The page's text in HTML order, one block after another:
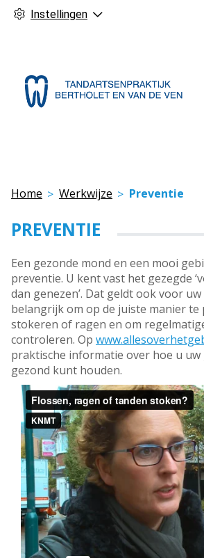
Instellingen
Home Werkwijze Preventie
PREVENTIE
Een gezonde mond en een mooi
preventie. U kent vast het gezegde
dan genezen’. Dat geldt ook voor
belangrijk om op de juiste manier te
stokeren of ragen en om
controleren. Op
praktische informatie over hoe u
gezond kunt houden.